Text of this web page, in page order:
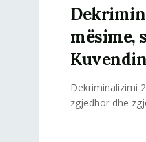
mësime,
Dekriminalizimi
zgjedhor dhe